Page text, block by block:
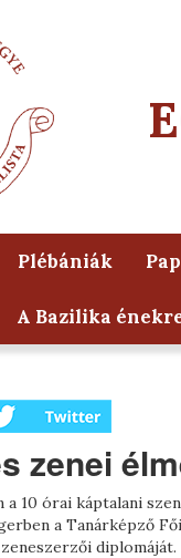
Plébániák
A Bazilika
zenei
a 10 órai káptalani
a Tanárképző
diplomáját.